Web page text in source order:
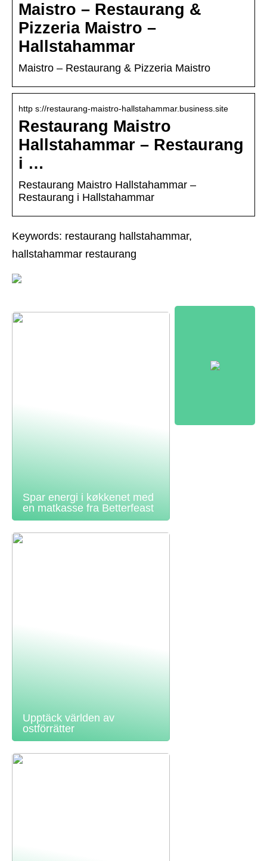
Maistro – Restaurang &
Pizzeria Maistro –
Hallstahammar
Maistro – Restaurang & Pizzeria Maistro
http s://restaurang-maistro-hallstahammar.business.site
Restaurang Maistro
Hallstahammar – Restaurang
i …
Restaurang Maistro Hallstahammar –
Restaurang i Hallstahammar
Keywords: restaurang hallstahammar,
hallstahammar restaurang
Spar energi i køkkenet med
en matkasse fra Betterfeast
Upptäck världen av
ostförrätter